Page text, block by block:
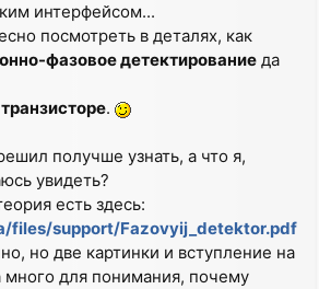
интерфейсом...
посмотреть в деталях, как
фазовое детектирование да
.
получше узнать, а что я,
увидеть?
есть здесь:
files/support/Fazovyij_detektor.pdf
но две картинки и вступление на
много для понимания, почему